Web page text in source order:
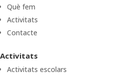
Què fem
Activitats
Contacte
Activitats
Activitats escolars